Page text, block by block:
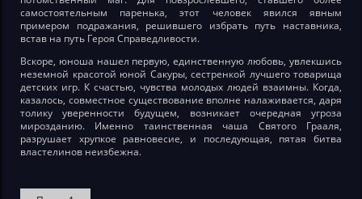
самостоятельным паренька, этот человек явился явным
примером подражания, решившего избрать путь наставника,
встав на путь Героя Справедливости.
Вскоре, юноша нашел первую, единственную любовь, увлекшись
неземной красотой юной Сакуры, сестренкой лучшего товарища
детских игр. К счастью, чувства молодых людей взаимны. Когда,
казалось, совместное существование вполне налаживается, даря
толику уверенности будущем, возникает очередная угроза
мирозданию. Именно таинственная чаша Святого Грааля,
разрушает хрупкое равновесие, и последующая, пятая битва
властелинов неизбежна.